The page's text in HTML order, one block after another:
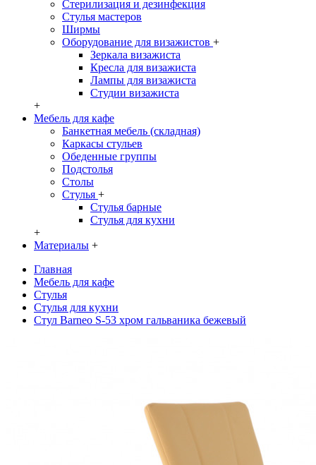
Стерилизация и дезинфекция
Стулья мастеров
Ширмы
Оборудование для визажистов +
Зеркала визажиста
Кресла для визажиста
Лампы для визажиста
Студии визажиста
+
Мебель для кафе
Банкетная мебель (складная)
Каркасы стульев
Обеденные группы
Подстолья
Столы
Стулья +
Стулья барные
Стулья для кухни
+
Материалы +
Главная
Мебель для кафе
Стулья
Стулья для кухни
Стул Barneo S-53 хром гальваника бежевый